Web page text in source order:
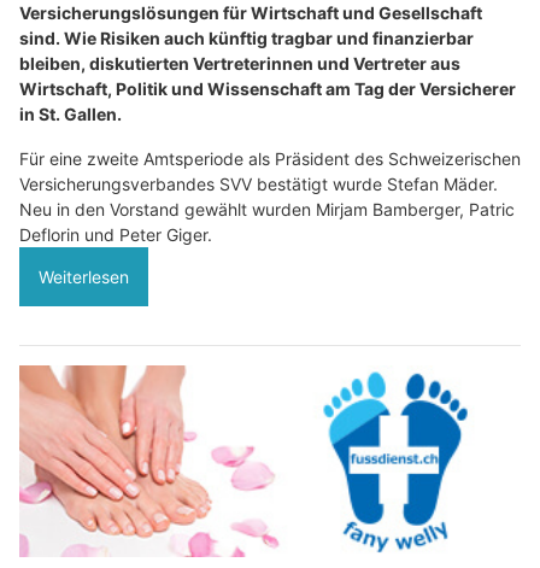
Versicherungslösungen für Wirtschaft und Gesellschaft
sind. Wie Risiken auch künftig tragbar und finanzierbar
bleiben, diskutierten Vertreterinnen und Vertreter aus
Wirtschaft, Politik und Wissenschaft am Tag der Versicherer
in St. Gallen.
Für eine zweite Amtsperiode als Präsident des Schweizerischen
Versicherungsverbandes SVV bestätigt wurde Stefan Mäder.
Neu in den Vorstand gewählt wurden Mirjam Bamberger, Patric
Deflorin und Peter Giger.
Weiterlesen